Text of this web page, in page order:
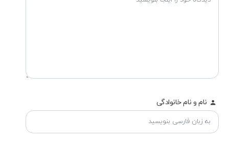
نام و نام خانوادگی